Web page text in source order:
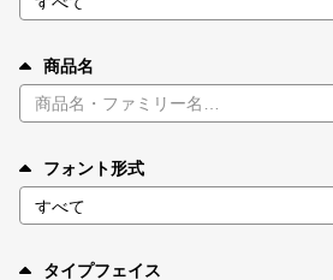
年間ライセンス商品
キャンペーン一覧
商品名
フォント形式
タイプフェイス